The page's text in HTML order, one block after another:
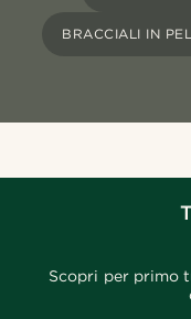
BRACCIALI IN
Scopri per primo